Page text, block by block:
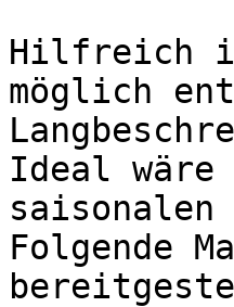
Hilfreich
möglich
Ideal wäre
Folgende